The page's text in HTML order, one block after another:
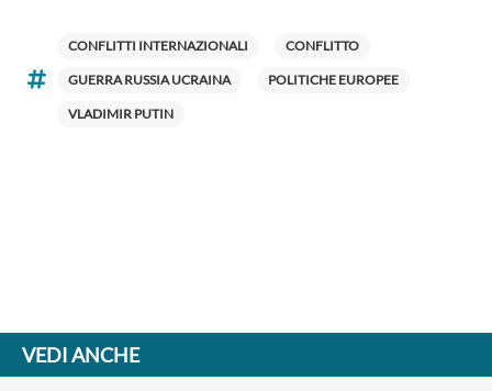
CONFLITTI INTERNAZIONALI CONFLITTO
GUERRA RUSSIA UCRAINA POLITICHE EUROPEE
VLADIMIR PUTIN
VEDI ANCHE